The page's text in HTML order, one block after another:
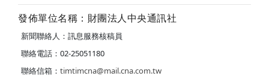
發佈單位名稱：財團法人中央通訊社
新聞聯絡人：訊息服務核稿員
聯絡電話：02-25051180
聯絡信箱： timtimcna@mail.cna.com.tw